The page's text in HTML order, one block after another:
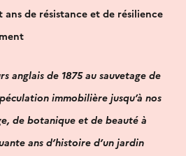
ans de résistance et de résilience
anglais de 1875 au sauvetage de
immobilière jusqu’à nos
de botanique et de beauté à
ans d’histoire d’un jardin